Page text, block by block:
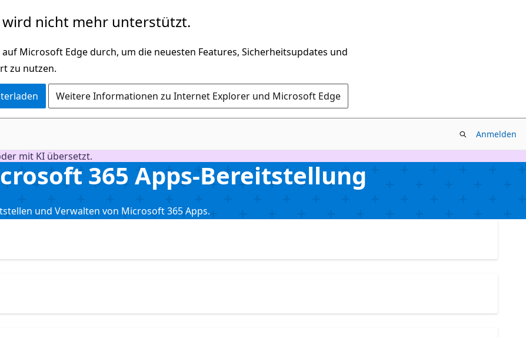
nicht mehr unterstützt.
Microsoft Edge durch, um die neuesten Features, Sicherheitsupdates und
zu nutzen.
Weitere Informationen zu Internet Explorer und Microsoft Edge
Anmelden
mit KI übersetzt.
365 Apps-Bereitstellung
und Verwalten von Microsoft 365 Apps.